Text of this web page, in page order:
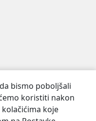
bismo poboljšali
koristiti nakon
koje